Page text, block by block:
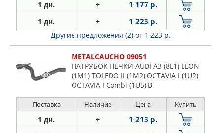
1 дн. + 1 177 р.
1 дн. + 1 223 р.
Другие предложения (2) от 1 223 р.
METALCAUCHO 09051
ПАТРУБОК ПЕЧКИ AUDI A3 (8L1) LEON
(1M1) TOLEDO II (1M2) OCTAVIA I (1U2)
OCTAVIA I Combi (1U5) B
Поставка Наличие Цена Купить
1 дн. + 1 213 р.